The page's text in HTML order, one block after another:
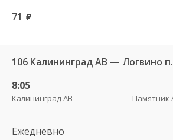
71 руб.
106 Калининград АВ — Логвино п.
8:05
Калининград АВ
Ежедневно